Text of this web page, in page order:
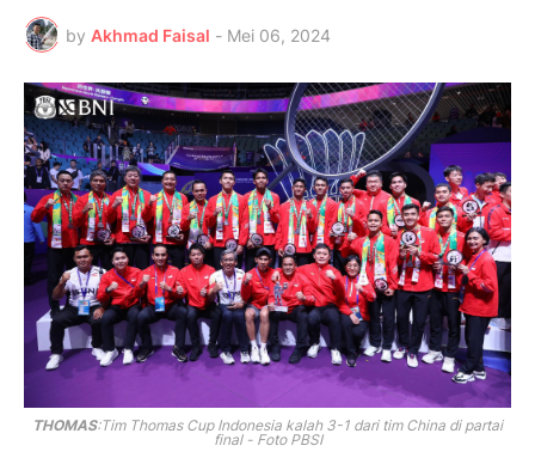
by Akhmad Faisal - Mei 06, 2024
THOMAS:Tim Thomas Cup Indonesia kalah 3-1 dari tim China di partai
final - Foto PBSI